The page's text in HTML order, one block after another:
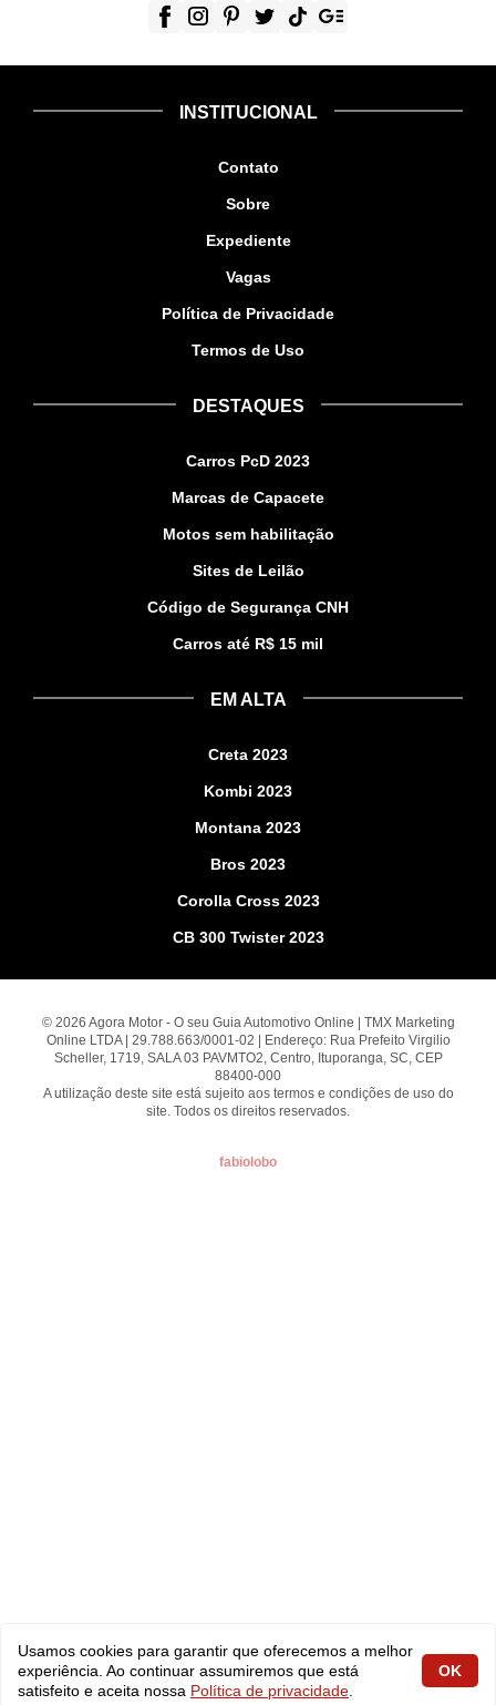
INSTITUCIONAL
Contato
Sobre
Expediente
Vagas
Política de Privacidade
Termos de Uso
DESTAQUES
Carros PcD 2023
Marcas de Capacete
Motos sem habilitação
Sites de Leilão
Código de Segurança CNH
Carros até R$ 15 mil
EM ALTA
Creta 2023
Kombi 2023
Montana 2023
Bros 2023
Corolla Cross 2023
CB 300 Twister 2023
© 2026 Agora Motor - O seu Guia Automotivo Online | TMX Marketing
Online LTDA | 29.788.663/0001-02 | Endereço: Rua Prefeito Virgilio
Scheller, 1719, SALA 03 PAVMTO2, Centro, Ituporanga, SC, CEP
88400-000
A utilização deste site está sujeito aos termos e condições de uso do
site. Todos os direitos reservados.
fabiolobo
Usamos cookies para garantir que oferecemos a melhor
experiência. Ao continuar assumiremos que está
satisfeito e aceita nossa Política de privacidade
OK